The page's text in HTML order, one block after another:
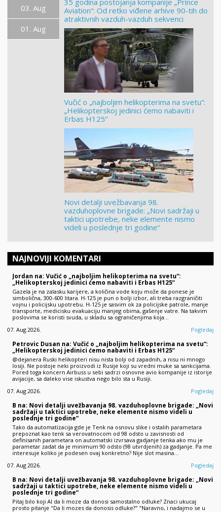
03. Aug
01. Aug
Aviation“: Od retko viđene arhive 90-tih do
atraktivnih vazduh-vazduh sekvenci
Vučić o „najboljim helikopterima na svetu“:
„Helikopterskoj jedinici ćemo nabaviti i
Erbas H125“
Novi detalji uvežbavanja 98.
vazduhoplovne brigade: „Novi sadržaji u
taktici upotrebe, neke elemente nismo
videli u poslednje tri godine“
NAJNOVIJI KOMENTARI
Jordan na: Vučić o „najboljim helikopterima na svetu“:
„Helikopterskoj jedinici ćemo nabaviti i Erbas H125“
Gazela je na zalasku karijere, a količina vode koju može da ponese je
simbolična, 300-600 litara. H-125 je pun o bolji izbor, ali treba razgraničiti
vojnu i policijsku upotrebu. H-125 je sasvim ok za policijske patrole, manje
transporte, medicisku evakuaciju manjeg obima, gašenje vatre. Na takvim
poslovima se koristi svuda, u skladu sa ograničenjima koja…
07. Aug 2026.
Pogledaj
Petrovic Dusan na: Vučić o „najboljim helikopterima na svetu“:
„Helikopterskoj jedinici ćemo nabaviti i Erbas H125“
@dejanera Ruski helikopteri nisu nista bolji od zapadnih, a nisu ni mnogo
losiji. Ne postoje neki proizvodi iz Rusije koji su vredni muke sa sankcijama.
Pored toga koncern Airbuss u sebi sadrzi osnovne avio kompanije iz istorije
avijacije, sa daleko vise iskustva nego bilo sta u Rusiji.
07. Aug 2026.
Pogledaj
B na: Novi detalji uvežbavanja 98. vazduhoplovne brigade: „Novi
sadržaji u taktici upotrebe, neke elemente nismo videli u
poslednje tri godine“
Tako da automatizacija gde je Tenk na osnovu slike i ostalih parametara
prepoznat kao tenk sa verovatnocom od 98 odsto u zavisnosti od
definisanih parametara on automatski izvrsava gadjanje tenka ako mu je
parametar zadat da je minimum 90 odsto (98 utvrdjenih) za gadjanje. Pa me
interesuje koliko je podesen ovaj konkretno? Nije slot masina…
07. Aug 2026.
Pogledaj
B na: Novi detalji uvežbavanja 98. vazduhoplovne brigade: „Novi
sadržaji u taktici upotrebe, neke elemente nismo videli u
poslednje tri godine“
Pitaj bilo koji AI da li moze da donosi samostalno odluke? Znaci ukucaj
prosto pitanje "Da li mozes da donosis odluke?" "Naravno, i nadajmo se u